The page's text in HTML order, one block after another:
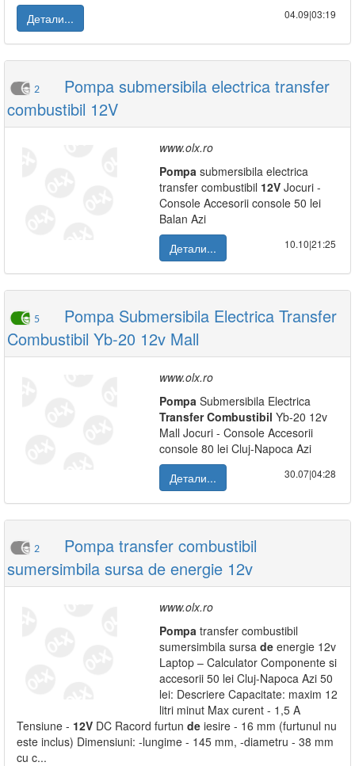
Детали... 04.09|03:19
2
Pompa submersibila electrica transfer
combustibil 12V
www.olx.ro
Pompa submersibila electrica
transfer combustibil 12V Jocuri -
Console Accesorii console 50 lei
Balan Azi
Детали...
10.10|21:25
5
Pompa Submersibila Electrica Transfer
Combustibil Yb-20 12v Mall
www.olx.ro
Pompa Submersibila Electrica
Transfer Combustibil Yb-20 12v
Mall Jocuri - Console Accesorii
console 80 lei Cluj-Napoca Azi
Детали...
30.07|04:28
2
Pompa transfer combustibil
sumersimbila sursa de energie 12v
www.olx.ro
Pompa transfer combustibil
sumersimbila sursa de energie 12v
Laptop – Calculator Componente si
accesorii 50 lei Cluj-Napoca Azi 50
lei: Descriere Capacitate: maxim 12
litri minut Max curent - 1,5 A
Tensiune - 12V DC Racord furtun de iesire - 16 mm (furtunul nu
este inclus) Dimensiuni: -lungime - 145 mm, -diametru - 38 mm
cu c...